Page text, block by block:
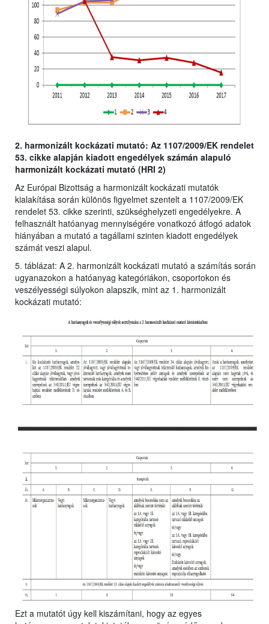
2. harmonizált kockázati mutató: Az 1107/2009/EK rendelet
53. cikke alapján kiadott engedélyek számán alapuló
harmonizált kockázati mutató (HRI 2)
Az Európai Bizottság a harmonizált kockázati mutatók
kialakítása során különös figyelmet szentelt a 1107/2009/EK
rendelet 53. cikke szerinti, szükséghelyzeti engedélyekre. A
felhasznált hatóanyag mennyiségére vonatkozó átfogó adatok
hiányában a mutató a tagállami szinten kiadott engedélyek
számát veszi alapul.
5. táblázat: A 2. harmonizált kockázati mutató a számítás során
ugyanazokon a hatóanyag kategóriákon, csoportokon és
veszélyességi súlyokon alapszik, mint az 1. harmonizált
kockázati mutató:
Ezt a mutatót úgy kell kiszámítani, hogy az egyes